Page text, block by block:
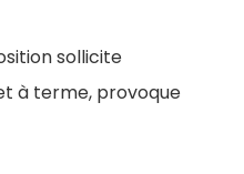
sollicite
à terme, provoque